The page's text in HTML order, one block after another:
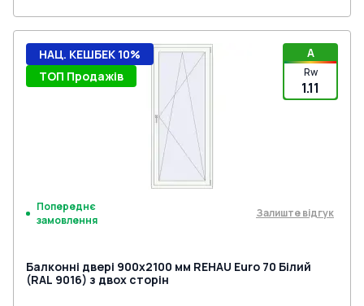
A
Rw
1.11
НАЦ. КЕШБЕК 10%
ТОП Продажів
Попереднє
замовлення
Залиште відгук
Балконні двері 900x2100 мм REHAU Euro 70 Білий
(RAL 9016) з двох сторін